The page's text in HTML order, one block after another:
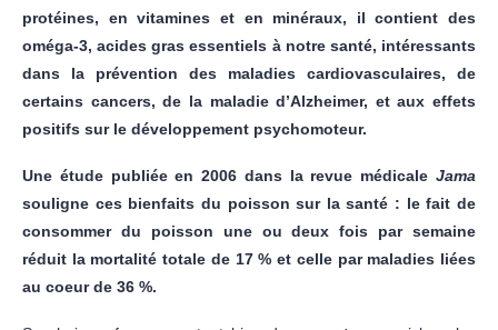
protéines, en vitamines et en minéraux, il contient des
oméga-3, acides gras essentiels à notre santé, intéressants
dans la prévention des maladies cardiovasculaires, de
certains cancers, de la maladie d’Alzheimer, et aux effets
positifs sur le développement psychomoteur.
Une étude publiée en 2006 dans la revue médicale Jama
souligne ces bienfaits du poisson sur la santé : le fait de
consommer du poisson une ou deux fois par semaine
réduit la mortalité totale de 17 % et celle par maladies liées
au coeur de 36 %.